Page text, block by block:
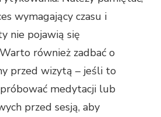
wymagający czasu i
nie pojawią się
również zadbać o
przed wizytą – jeśli to
medytacji lub
przed sesją, aby